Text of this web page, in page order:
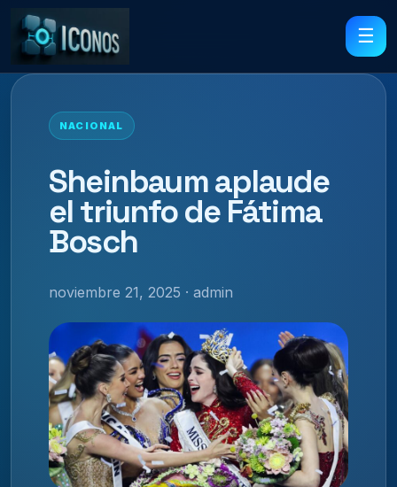
☰
NACIONAL
Sheinbaum aplaude
el triunfo de Fátima
Bosch
noviembre 21, 2025 · admin